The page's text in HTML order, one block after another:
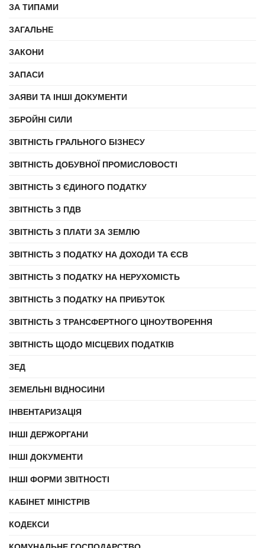
ЗА ТИПАМИ
ЗАГАЛЬНЕ
ЗАКОНИ
ЗАПАСИ
ЗАЯВИ ТА ІНШІ ДОКУМЕНТИ
ЗБРОЙНІ СИЛИ
ЗВІТНІСТЬ ГРАЛЬНОГО БІЗНЕСУ
ЗВІТНІСТЬ ДОБУВНОЇ ПРОМИСЛОВОСТІ
ЗВІТНІСТЬ З ЄДИНОГО ПОДАТКУ
ЗВІТНІСТЬ З ПДВ
ЗВІТНІСТЬ З ПЛАТИ ЗА ЗЕМЛЮ
ЗВІТНІСТЬ З ПОДАТКУ НА ДОХОДИ ТА ЄСВ
ЗВІТНІСТЬ З ПОДАТКУ НА НЕРУХОМІСТЬ
ЗВІТНІСТЬ З ПОДАТКУ НА ПРИБУТОК
ЗВІТНІСТЬ З ТРАНСФЕРТНОГО ЦІНОУТВОРЕННЯ
ЗВІТНІСТЬ ЩОДО МІСЦЕВИХ ПОДАТКІВ
ЗЕД
ЗЕМЕЛЬНІ ВІДНОСИНИ
ІНВЕНТАРИЗАЦІЯ
ІНШІ ДЕРЖОРГАНИ
ІНШІ ДОКУМЕНТИ
ІНШІ ФОРМИ ЗВІТНОСТІ
КАБІНЕТ МІНІСТРІВ
КОДЕКСИ